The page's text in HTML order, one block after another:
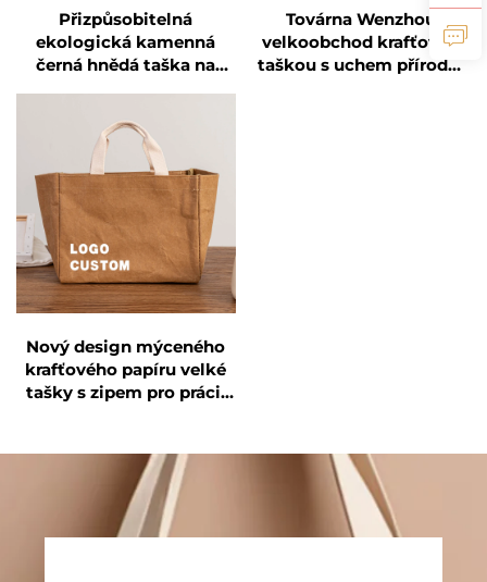
Přizpůsobitelná
ekologická kamenná
černá hnědá taška na
Továrna Wenzhou
velkoobchod krafťovou
taškou s uchem přírodní
Nový design mýceného
krafťového papíru velké
tašky s zipem pro práci,